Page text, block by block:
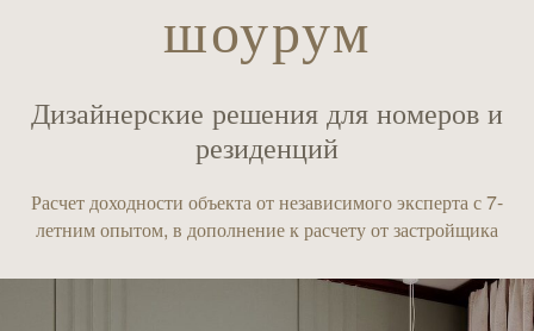
шоурум
Дизайнерские решения для номеров и
резиденций
Расчет доходности объекта от независимого эксперта с 7-
летним опытом, в дополнение к расчету от застройщика